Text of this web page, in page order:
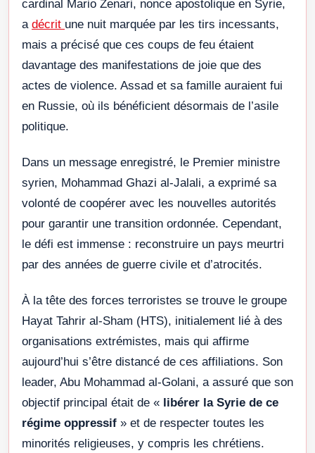
cardinal Mario Zenari, nonce apostolique en Syrie,
a décrit une nuit marquée par les tirs incessants,
mais a précisé que ces coups de feu étaient
davantage des manifestations de joie que des
actes de violence. Assad et sa famille auraient fui
en Russie, où ils bénéficient désormais de l’asile
politique.
Dans un message enregistré, le Premier ministre
syrien, Mohammad Ghazi al-Jalali, a exprimé sa
volonté de coopérer avec les nouvelles autorités
pour garantir une transition ordonnée. Cependant,
le défi est immense : reconstruire un pays meurtri
par des années de guerre civile et d’atrocités.
À la tête des forces terroristes se trouve le groupe
Hayat Tahrir al-Sham (HTS), initialement lié à des
organisations extrémistes, mais qui affirme
aujourd’hui s’être distancé de ces affiliations. Son
leader, Abu Mohammad al-Golani, a assuré que son
objectif principal était de « libérer la Syrie de ce
régime oppressif » et de respecter toutes les
minorités religieuses, y compris les chrétiens.